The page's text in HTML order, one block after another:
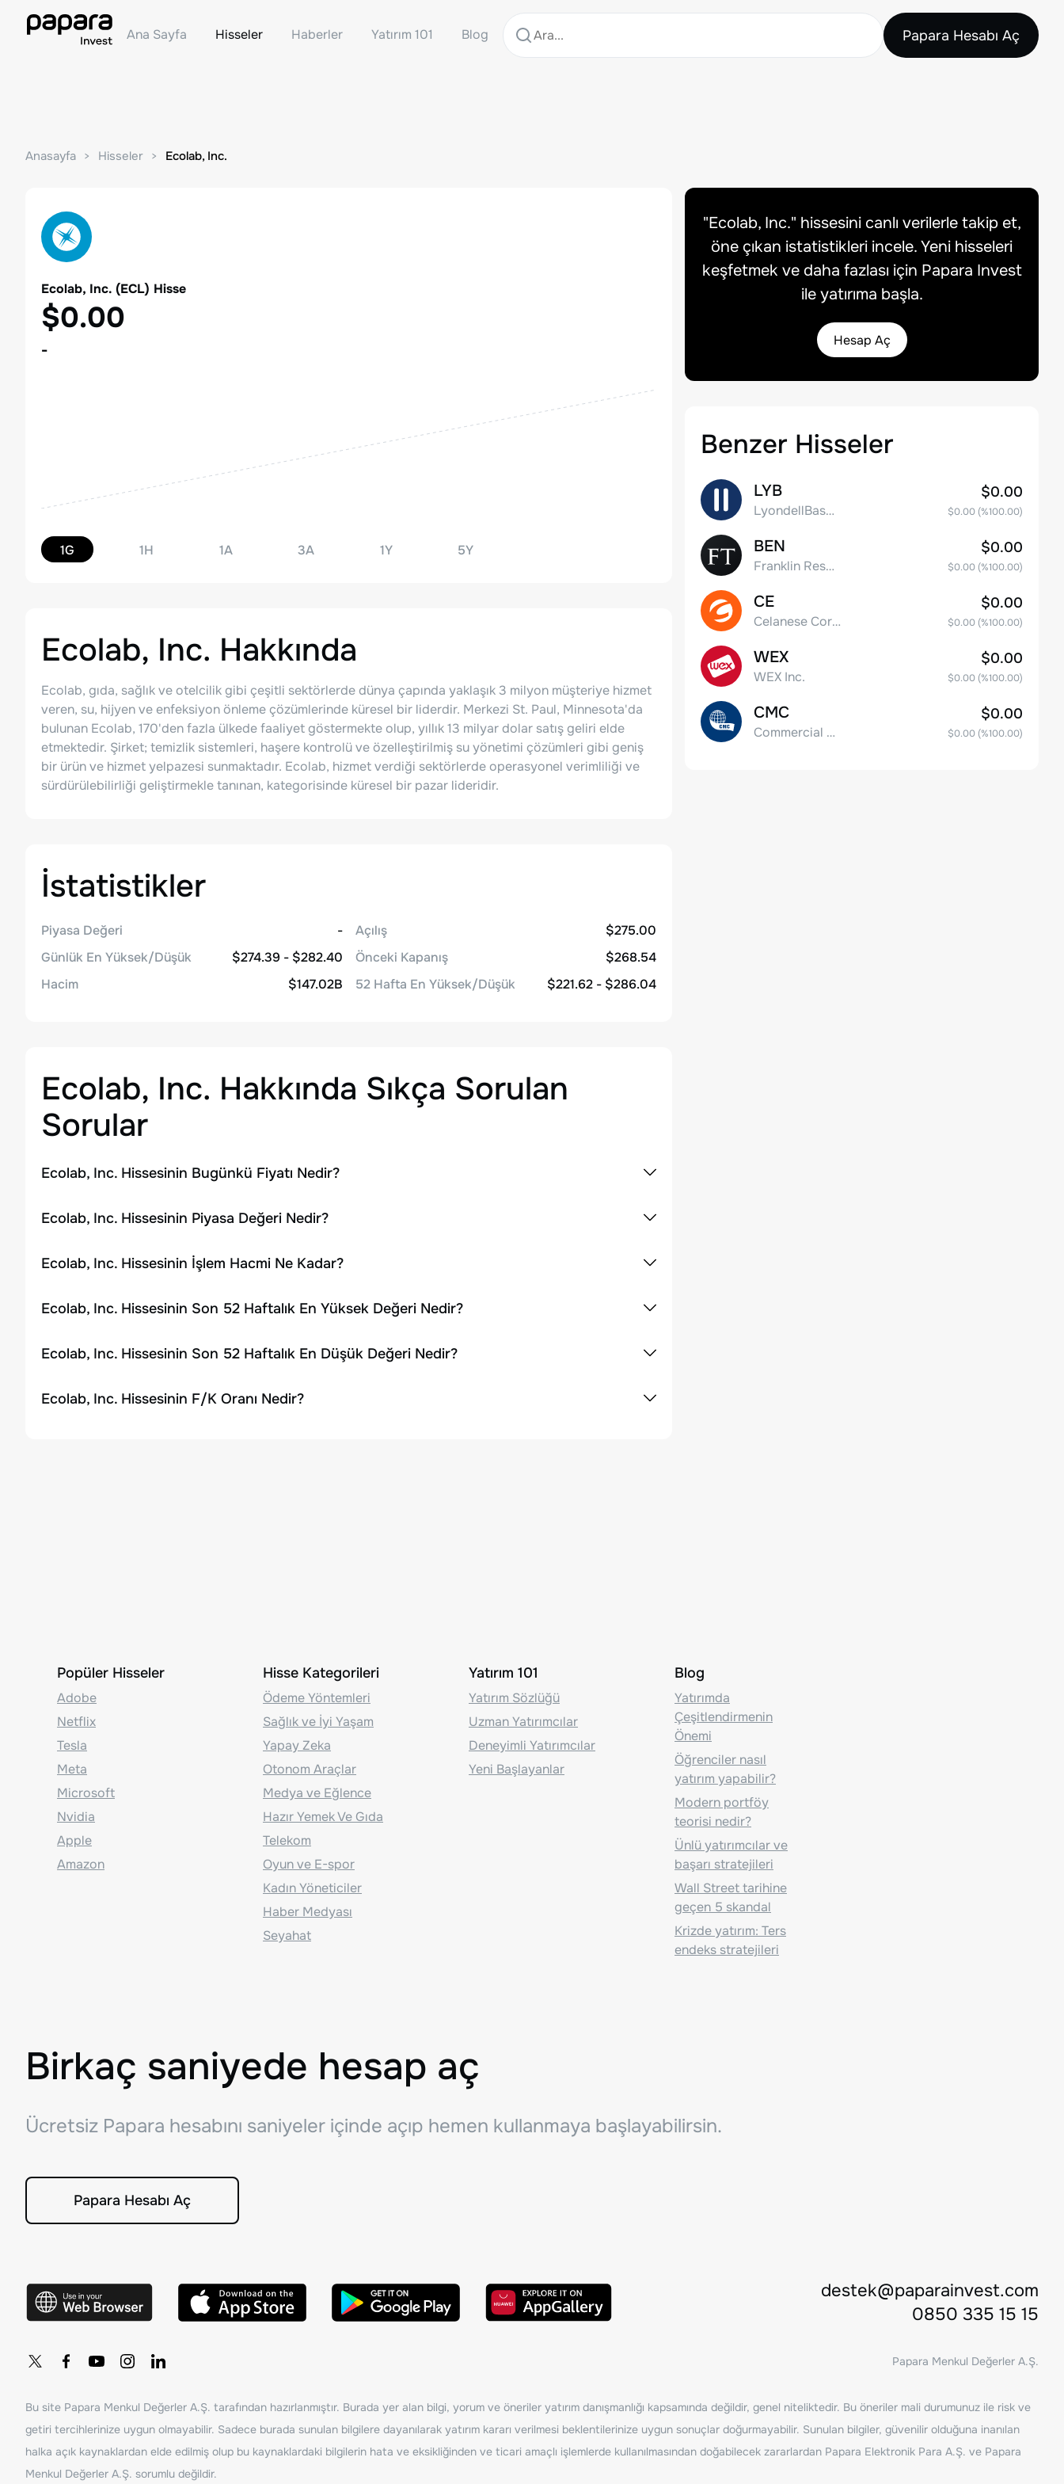
Ana Sayfa Hisseler Haberler Yatırım 101 Blog Papara Hesabı Aç
Anasayfa Hisseler Ecolab, Inc.
Ecolab, Inc. (ECL) Hisse
$0.00
-
1G 1H 1A 3A 1Y 5Y
Ecolab, Inc. Hakkında
Ecolab, gıda, sağlık ve otelcilik gibi çeşitli sektörlerde dünya çapında yaklaşık 3 milyon müşteriye hizmet
veren, su, hijyen ve enfeksiyon önleme çözümlerinde küresel bir liderdir. Merkezi St. Paul, Minnesota'da
bulunan Ecolab, 170'den fazla ülkede faaliyet göstermekte olup, yıllık 13 milyar dolar satış geliri elde
etmektedir. Şirket; temizlik sistemleri, haşere kontrolü ve özelleştirilmiş su yönetimi çözümleri gibi geniş
bir ürün ve hizmet yelpazesi sunmaktadır. Ecolab, hizmet verdiği sektörlerde operasyonel verimliliği ve
sürdürülebilirliği geliştirmekle tanınan, kategorisinde küresel bir pazar lideridir.
İstatistikler
Piyasa Değeri
-
Günlük En Yüksek/Düşük
$274.39 - $282.40
Hacim
$147.02B
Açılış
$275.00
Önceki Kapanış
$268.54
52 Hafta En Yüksek/Düşük
$221.62 - $286.04
Ecolab, Inc. Hakkında Sıkça Sorulan
Sorular
Ecolab, Inc. Hissesinin Bugünkü Fiyatı Nedir?
Ecolab, Inc. Hissesinin Piyasa Değeri Nedir?
Ecolab, Inc. Hissesinin İşlem Hacmi Ne Kadar?
Ecolab, Inc. Hissesinin Son 52 Haftalık En Yüksek Değeri Nedir?
Ecolab, Inc. Hissesinin Son 52 Haftalık En Düşük Değeri Nedir?
Ecolab, Inc. Hissesinin F/K Oranı Nedir?
"Ecolab, Inc." hissesini canlı verilerle takip et,
öne çıkan istatistikleri incele. Yeni hisseleri
keşfetmek ve daha fazlası için Papara Invest
ile yatırıma başla.
Hesap Aç
Benzer Hisseler
LYB
LyondellBasell Industries N.V. Class A
$0.00
$0.00(%100.00)
BEN
Franklin Resources, Inc.
$0.00
$0.00(%100.00)
CE
Celanese Corporation Common Stock
$0.00
$0.00(%100.00)
WEX
WEX Inc.
$0.00
$0.00(%100.00)
CMC
Commercial Metals Company
$0.00
$0.00(%100.00)
Popüler Hisseler
Adobe
Netflix
Tesla
Meta
Microsoft
Nvidia
Apple
Amazon
Hisse Kategorileri
Ödeme Yöntemleri
Sağlık ve İyi Yaşam
Yapay Zeka
Otonom Araçlar
Medya ve Eğlence
Hazır Yemek Ve Gıda
Telekom
Oyun ve E-spor
Kadın Yöneticiler
Haber Medyası
Seyahat
Yatırım 101
Yatırım Sözlüğü
Uzman Yatırımcılar
Deneyimli Yatırımcılar
Yeni Başlayanlar
Blog
Yatırımda
Çeşitlendirmenin
Önemi
Öğrenciler nasıl
yatırım yapabilir?
Modern portföy
teorisi nedir?
Ünlü yatırımcılar ve
başarı stratejileri
Wall Street tarihine
geçen 5 skandal
Krizde yatırım: Ters
endeks stratejileri
Birkaç saniyede hesap aç
Ücretsiz Papara hesabını saniyeler içinde açıp hemen kullanmaya başlayabilirsin.
Papara Hesabı Aç
destek@paparainvest.com
0850 335 15 15
Papara Menkul Değerler A.Ş.
Bu site Papara Menkul Değerler A.Ş. tarafından hazırlanmıştır. Burada yer alan bilgi, yorum ve öneriler yatırım danışmanlığı kapsamında değildir, genel niteliktedir. Bu öneriler mali durumunuz ile risk ve
getiri tercihlerinize uygun olmayabilir. Sadece burada sunulan bilgilere dayanılarak yatırım kararı verilmesi beklentilerinize uygun sonuçlar doğurmayabilir. Sunulan bilgiler, güvenilir olduğuna inanılan
halka açık kaynaklardan elde edilmiş olup bu kaynaklardaki bilgilerin hata ve eksikliğinden ve ticari amaçlı işlemlerde kullanılmasından doğabilecek zararlardan Papara Elektronik Para A.Ş. ve Papara
Menkul Değerler A.Ş. sorumlu değildir.